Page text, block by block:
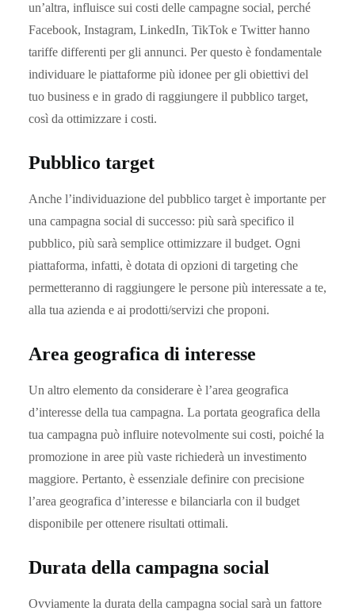
un’altra, influisce sui costi delle campagne social, perché
Facebook, Instagram, LinkedIn, TikTok e Twitter hanno
tariffe differenti per gli annunci. Per questo è fondamentale
individuare le piattaforme più idonee per gli obiettivi del
tuo business e in grado di raggiungere il pubblico target,
così da ottimizzare i costi.
Pubblico target
Anche l’individuazione del pubblico target è importante per
una campagna social di successo: più sarà specifico il
pubblico, più sarà semplice ottimizzare il budget. Ogni
piattaforma, infatti, è dotata di opzioni di targeting che
permetteranno di raggiungere le persone più interessate a te,
alla tua azienda e ai prodotti/servizi che proponi.
Area geografica di interesse
Un altro elemento da considerare è l’area geografica
d’interesse della tua campagna. La portata geografica della
tua campagna può influire notevolmente sui costi, poiché la
promozione in aree più vaste richiederà un investimento
maggiore. Pertanto, è essenziale definire con precisione
l’area geografica d’interesse e bilanciarla con il budget
disponibile per ottenere risultati ottimali.
Durata della campagna social
Ovviamente la durata della campagna social sarà un fattore